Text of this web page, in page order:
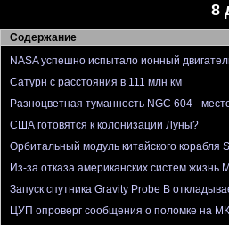
8
Содержание
NASA успешно испытало ионный
Сатурн с расстояния в 111 млн км
Разноцветная туманность NGC 604 -
США готовятся к колонизации Луны?
Орбитальный модуль китайского
Из-за отказа американских систем жизнь
Запуск спутника Gravity Probe B
ЦУП опроверг сообщения о поломке на